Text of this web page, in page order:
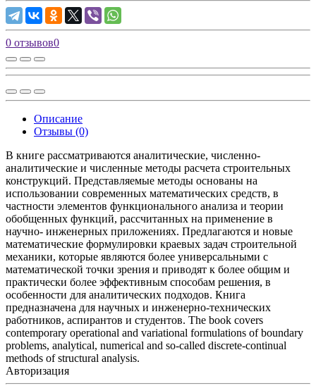
0 отзывов0
Описание
Отзывы (0)
В книге рассматриваются аналитические, численно-
аналитические и численные методы расчета строительных
конструкций. Представляемые методы основаны на
использовании современных математических средств, в
частности элементов функционального анализа и теории
обобщенных функций, рассчитанных на применение в
научно- инженерных приложениях. Предлагаются и новые
математические формулировки краевых задач строительной
механики, которые являются более универсальными с
математической точки зрения и приводят к более общим и
практически более эффективным способам решения, в
особенности для аналитических подходов. Книга
предназначена для научных и инженерно-технических
работников, аспирантов и студентов. The book covers
contemporary operational and variational formulations of boundary
problems, analytical, numerical and so-called discrete-continual
methods of structural analysis.
Авторизация